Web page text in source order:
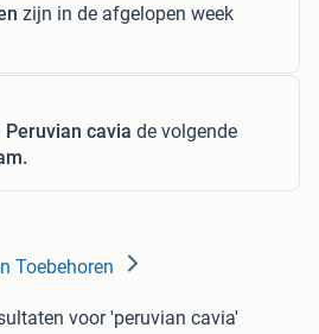
zijn in de afgelopen week
Peruvian cavia de volgende
Toebehoren
voor 'peruvian cavia'